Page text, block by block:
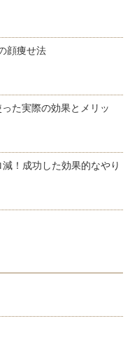
顔痩せ法
た実際の効果とメリッ
！成功した効果的なやり